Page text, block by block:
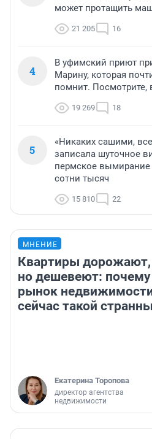
может протащить
21 205 16
4
В уфимский приют
Марину, которая
помнит. Посмотрите,
19 269 18
5
«Никаких сашими,
записала шуточное
пермское
сотни тысяч
15 810 22
МНЕНИЕ
Квартиры дорожают,
но дешевеют: почему
рынок
сейчас такой
Екатерина Торопова
директор агентства
недвижимости